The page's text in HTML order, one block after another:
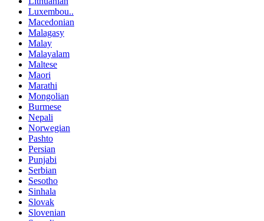
Luxembou..
Macedonian
Malagasy
Malay
Malayalam
Maltese
Maori
Marathi
Mongolian
Burmese
Nepali
Norwegian
Pashto
Persian
Punjabi
Serbian
Sesotho
Sinhala
Slovak
Slovenian